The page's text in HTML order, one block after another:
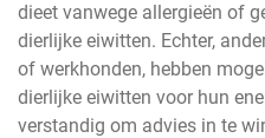
dieet vanwege allergieën of
dierlijke eiwitten. Echter,
of werkhonden, hebben
dierlijke eiwitten voor hun
verstandig om advies in te